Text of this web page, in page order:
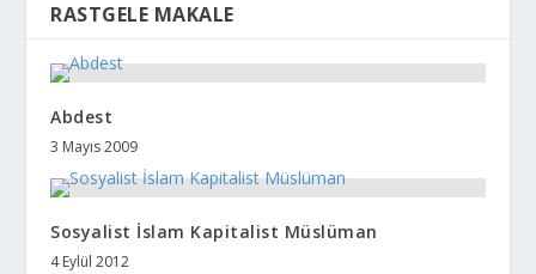
RASTGELE MAKALE
Abdest
3 Mayıs 2009
Sosyalist İslam Kapitalist Müslüman
4 Eylül 2012